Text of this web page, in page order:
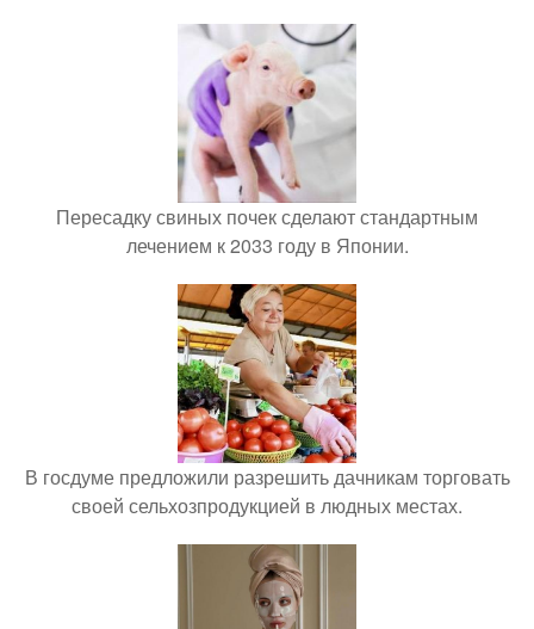
Пересадку свиных почек сделают стандартным
лечением к 2033 году в Японии.
В госдуме предложили разрешить дачникам торговать
своей сельхозпродукцией в людных местах.